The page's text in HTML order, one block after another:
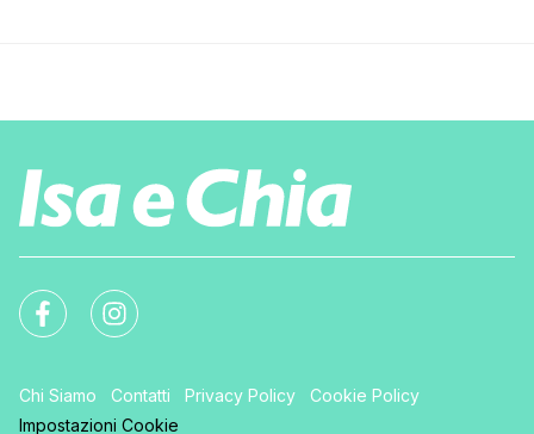
Chi Siamo Contatti Privacy Policy
Cookie Policy
Impostazioni Cookie